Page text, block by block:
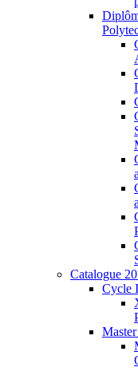
Catalogue
Cycle